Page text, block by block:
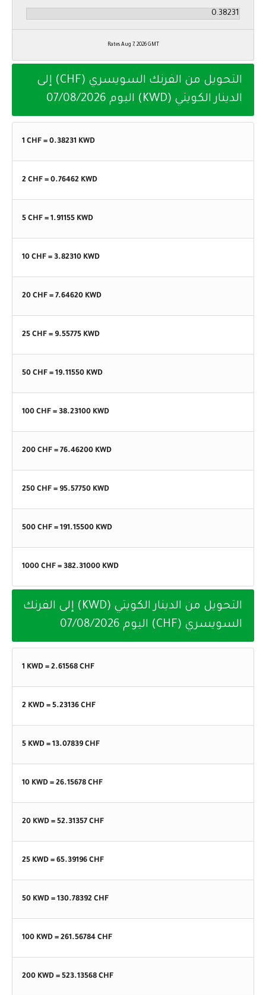
Rates Aug 7, 2026 GMT
التحويل من الفرنك السويسري (CHF) إلى
الدينار الكويتي (KWD) اليوم
07/08/2026
1 CHF = 0.38231 KWD
2 CHF = 0.76462 KWD
5 CHF = 1.91155 KWD
10 CHF = 3.82310 KWD
20 CHF = 7.64620 KWD
25 CHF = 9.55775 KWD
50 CHF = 19.11550 KWD
100 CHF = 38.23100 KWD
200 CHF = 76.46200 KWD
250 CHF = 95.57750 KWD
500 CHF = 191.15500 KWD
1000 CHF = 382.31000 KWD
التحويل من الدينار الكويتي (KWD) إلى الفرنك
السويسري (CHF) اليوم
07/08/2026
1 KWD = 2.61568 CHF
2 KWD = 5.23136 CHF
5 KWD = 13.07839 CHF
10 KWD = 26.15678 CHF
20 KWD = 52.31357 CHF
25 KWD = 65.39196 CHF
50 KWD = 130.78392 CHF
100 KWD = 261.56784 CHF
200 KWD = 523.13568 CHF